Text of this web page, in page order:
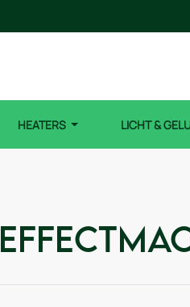
HEATERS LICHT &